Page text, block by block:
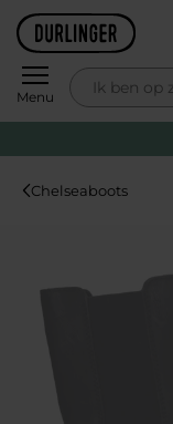
Skip to content
Menu
Chelseaboots